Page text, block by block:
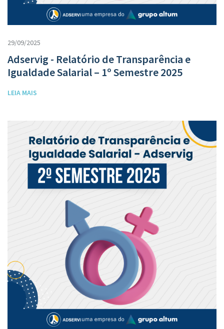
29/09/2025
Adservig - Relatório de Transparência e
Igualdade Salarial – 1º Semestre 2025
LEIA MAIS